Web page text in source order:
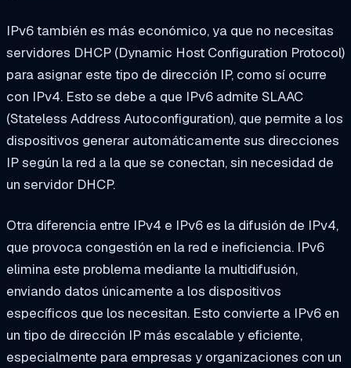
IPv6 también es más económico, ya que no necesitas
servidores DHCP (Dynamic Host Configuration Protocol)
para asignar este tipo de dirección IP, como sí ocurre
con IPv4. Esto se debe a que IPv6 admite SLAAC
(Stateless Address Autoconfiguration), que permite a los
dispositivos generar automáticamente sus direcciones
IP según la red a la que se conectan, sin necesidad de
un servidor DHCP.
Otra diferencia entre IPv4 e IPv6 es la difusión de IPv4,
que provoca congestión en la red e ineficiencia. IPv6
elimina este problema mediante la multidifusión,
enviando datos únicamente a los dispositivos
específicos que los necesitan. Esto convierte a IPv6 en
un tipo de dirección IP más escalable y eficiente,
especialmente para empresas y organizaciones con un